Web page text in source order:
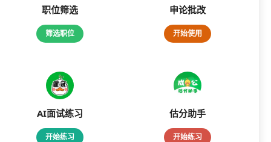
职位筛选
筛选职位
申论批改
开始使用
AI面试练习
开始练习
估分助手
开始练习